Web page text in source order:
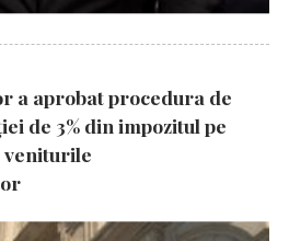
a aprobat procedura de
de 3% din impozitul pe
veniturile